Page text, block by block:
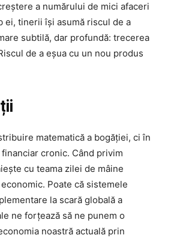
a numărului de mici afaceri
ei, tinerii își asumă riscul de a
subtilă, dar profundă: trecerea
de a eșua cu un nou produs
matematică a bogăției, ci în
cronic. Când privim
cu teama zilei de mâine
Poate că sistemele
la scară globală a
ne forțează să ne punem o
noastră actuală prin